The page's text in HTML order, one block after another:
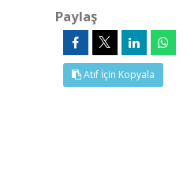
Paylaş
Atıf İçin Kopyala